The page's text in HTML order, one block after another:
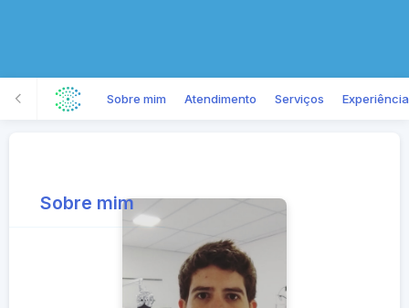
Sobre mim Atendimento Serviços Experiência
Sobre mim